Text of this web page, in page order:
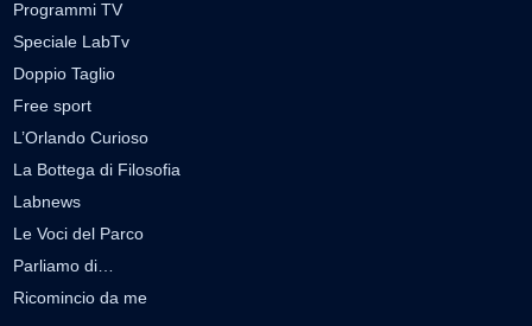
Programmi TV
Speciale LabTv
Doppio Taglio
Free sport
L’Orlando Curioso
La Bottega di Filosofia
Labnews
Le Voci del Parco
Parliamo di…
Ricomincio da me